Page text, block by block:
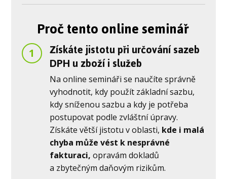
Proč tento online seminář
1 Získáte jistotu při určování sazeb
DPH u zboží i služeb
Na online semináři se naučíte správně
vyhodnotit, kdy použít základní sazbu,
kdy sníženou sazbu a kdy je potřeba
postupovat podle zvláštní úpravy.
Získáte větší jistotu v oblasti, kde i malá
chyba může vést k nesprávné
fakturaci, opravám dokladů
a zbytečným daňovým rizikům.